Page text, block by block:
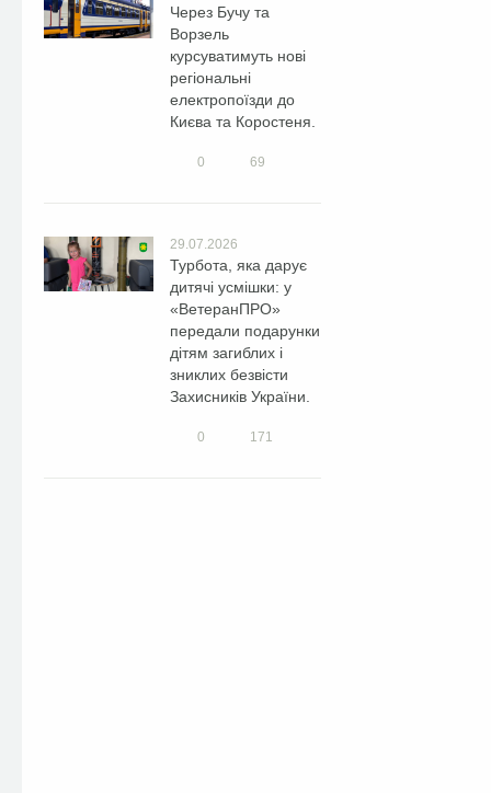
Через Бучу та
Ворзель
курсуватимуть нові
регіональні
електропоїзди до
Києва та Коростеня.
0 69
29.07.2026
Турбота, яка дарує
дитячі усмішки: у
«ВетеранПРО»
передали подарунки
дітям загиблих і
зниклих безвісти
Захисників України.
0 171